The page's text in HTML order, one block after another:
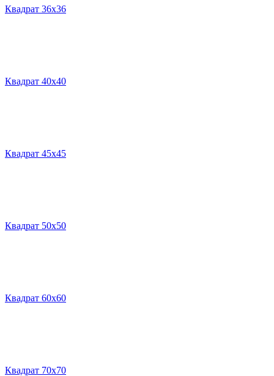
Квадрат 36х36
Квадрат 40х40
Квадрат 45х45
Квадрат 50х50
Квадрат 60х60
Квадрат 70х70